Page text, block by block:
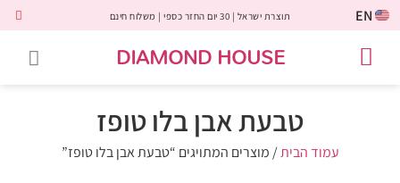
EN תוצרת ישראל | 30 יום החזר כספי | משלוח חינם
DIAMOND HOUSE
טבעת אבן בלו טופז
עמוד הבית/ מוצרים המתויגים “טבעת אבן בלו טופז”